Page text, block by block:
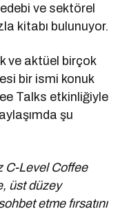
ve sektörel
kitabı bulunuyor.
ve aktüel birçok
bir ismi konuk
Talks etkinliğiyle
şu
C-Level Coffee
üst düzey
etme fırsatını